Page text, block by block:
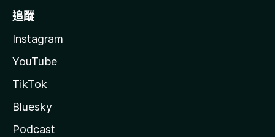
追蹤
Instagram
YouTube
TikTok
Bluesky
Podcast